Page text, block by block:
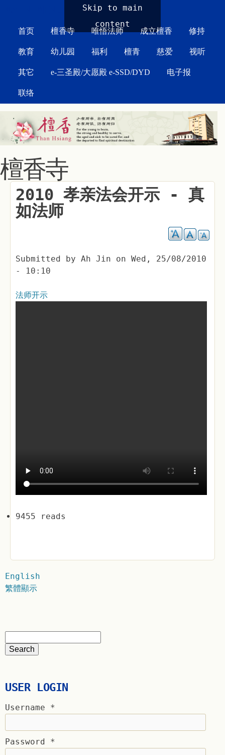
Skip to main
content
首页 檀香寺 唯悟法师 成立檀香 修持
教育 幼儿园 福利 檀青 慈爱 视听
其它 e-三圣殿/大愿殿 e-SSD/DYD 电子报
联络
檀香寺
2010 孝亲法会开示 - 真
如法师
Submitted by Ah Jin on Wed, 25/08/2010
- 10:10
法师开示
9455 reads
English
繁體顯示
USER LOGIN
Username *
Password *